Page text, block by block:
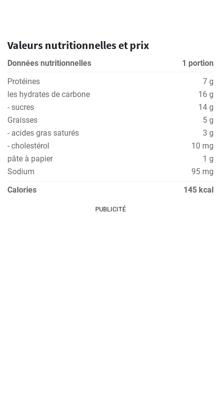
Valeurs nutritionnelles et prix
Données nutritionnelles
1 portion
Protéines
7 g
les hydrates de carbone
16 g
- sucres
14 g
Graisses
5 g
- acides gras saturés
3 g
- cholestérol
10 mg
pâte à papier
1 g
Sodium
95 mg
Calories
145 kcal
PUBLICITÉ